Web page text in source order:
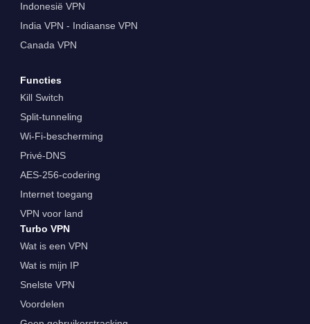
Indonesië VPN
India VPN - Indiaanse VPN
Canada VPN
Functies
Kill Switch
Split-tunneling
Wi-Fi-bescherming
Privé-DNS
AES-256-codering
Internet toegang
VPN voor land
Turbo VPN
Wat is een VPN
Wat is mijn IP
Snelste VPN
Voordelen